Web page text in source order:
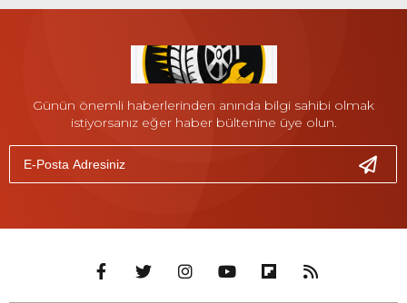
Günün önemli haberlerinden anında bilgi sahibi olmak
istiyorsanız eğer haber bültenine üye olun.